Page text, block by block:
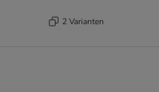
2 Varianten